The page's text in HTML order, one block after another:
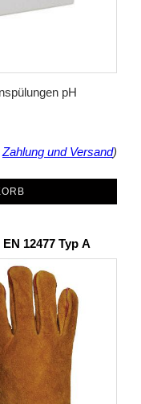
pH
Zahlung und Versand)
12477 Typ A